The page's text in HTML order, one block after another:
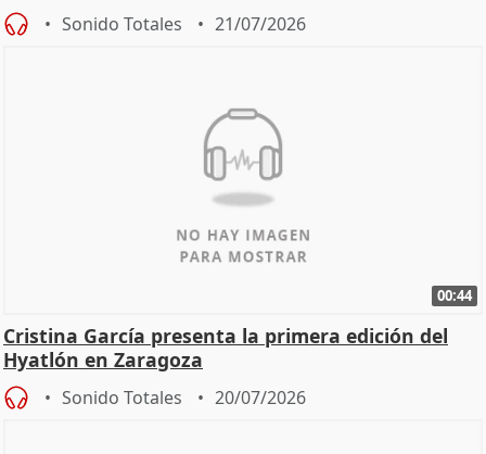
Sonido Totales 21/07/2026
00:44
Cristina García presenta la primera edición del
Hyatlón en Zaragoza
Sonido Totales 20/07/2026